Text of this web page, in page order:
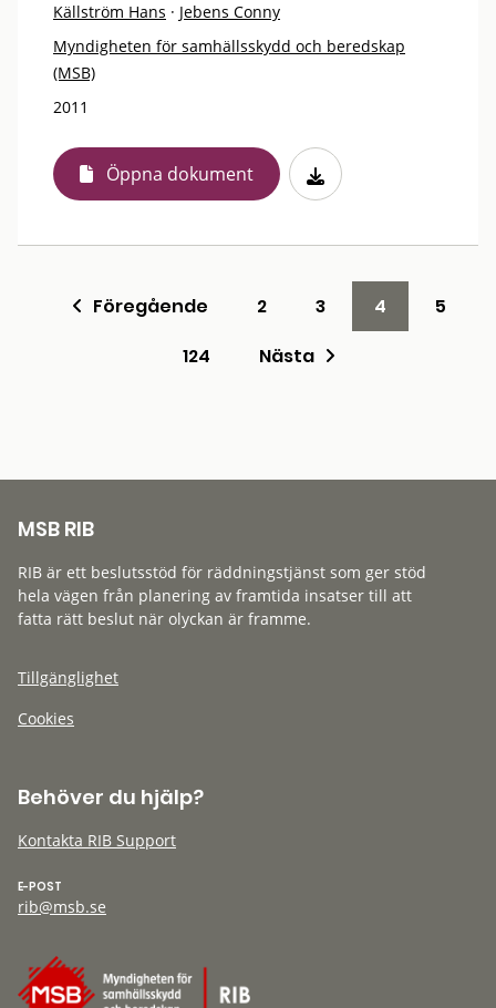
Källström Hans · Jebens Conny
Myndigheten för samhällsskydd och beredskap
(MSB)
2011
Öppna dokument
Föregående 2 3 4
5
124
Nästa
MSB RIB
RIB är ett beslutsstöd för räddningstjänst som ger stöd
hela vägen från planering av framtida insatser till att
fatta rätt beslut när olyckan är framme.
Tillgänglighet
Cookies
Behöver du hjälp?
Kontakta RIB Support
E-POST
rib@msb.se